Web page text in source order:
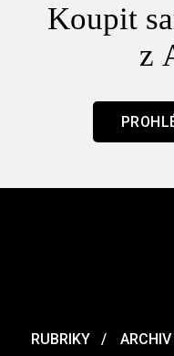
Koupit
z
RUBRIKY ARCHIV